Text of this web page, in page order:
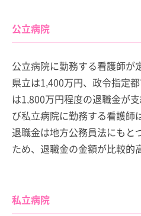
公立病院
公立病院に勤務する看護師が
県立は1,400万円、政令指定
は1,800万円程度の退職金が
び私立病院に勤務する看護師
退職金は地方公務員法にもと
ため、退職金の金額が比較的
私立病院